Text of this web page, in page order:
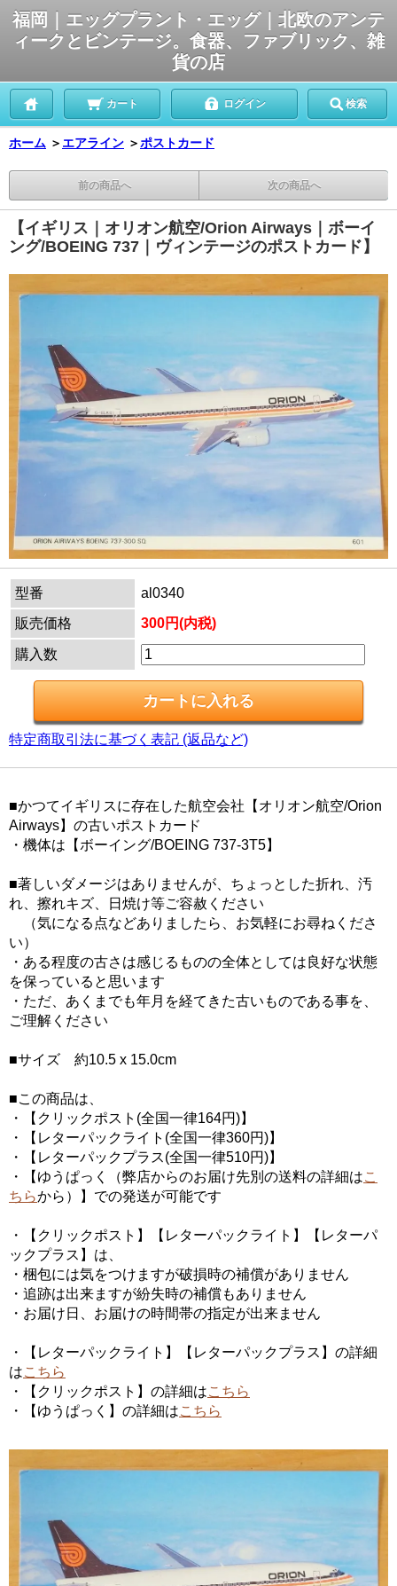
福岡｜エッグプラント・エッグ｜北欧のアンテ
ィークとビンテージ。食器、ファブリック、雑
貨の店
カート ログイン 検索
ホーム ＞ エアライン ＞ポストカード
前の商品へ 次の商品へ
【イギリス｜オリオン航空/Orion Airways｜ボーイ
ング/BOEING 737｜ヴィンテージのポストカード】
型番
al0340
販売価格
300円(内税)
購入数
特定商取引法に基づく表記 (返品など)
■かつてイギリスに存在した航空会社【オリオン航空/Orion
Airways】の古いポストカード
・機体は【ボーイング/BOEING 737-3T5】
■著しいダメージはありませんが、ちょっとした折れ、汚
れ、擦れキズ、日焼け等ご容赦ください
（気になる点などありましたら、お気軽にお尋ねくださ
い）
・ある程度の古さは感じるものの全体としては良好な状態
を保っていると思います
・ただ、あくまでも年月を経てきた古いものである事を、
ご理解ください
■サイズ 約10.5 x 15.0cm
■この商品は、
・【クリックポスト(全国一律164円)】
・【レターパックライト(全国一律360円)】
・【レターパックプラス(全国一律510円)】
・【ゆうぱっく（弊店からのお届け先別の送料の詳細はこ
ちらから）】での発送が可能です
・【クリックポスト】【レターパックライト】【レターパ
ックプラス】は、
・梱包には気をつけますが破損時の補償がありません
・追跡は出来ますが紛失時の補償もありません
・お届け日、お届けの時間帯の指定が出来ません
・【レターパックライト】【レターパックプラス】の詳細
はこちら
・【クリックポスト】の詳細はこちら
・【ゆうぱっく】の詳細はこちら